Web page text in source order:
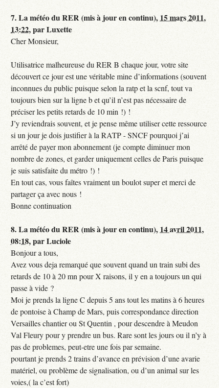
7.La météo du RER (mis à jour en continu), 15 mars 2011,
13:22,parLuxette
Cher Monsieur,
Utilisatrice malheureuse du RER B chaque jour, votre site
découvert ce jour est une véritable mine d’informations (souvent
inconnues du public puisque selon la ratp et la scnf, tout va
toujours bien sur la ligne b et qu’il n’est pas nécessaire de
préciser les petits retards de 10 min !) !
J’y reviendrais souvent, et je pense même utiliser cette ressource
si un jour je dois justifier à la RATP - SNCF pourquoi j’ai
arrêté de payer mon abonnement (je compte diminuer mon
nombre de zones, et garder uniquement celles de Paris puisque
je suis satisfaite du métro !) !
En tout cas, vous faîtes vraiment un boulot super et merci de
partager ça avec nous !
Bonne continuation
8.La météo du RER (mis à jour en continu), 14 avril 2011,
08:18,parLuciole
Bonjour a tous,
Avez vous deja remarqué que souvent quand un train subi des
retards de 10 à 20 mn pour X raisons, il y en a toujours un qui
passe à vide ?
Moi je prends la ligne C depuis 5 ans tout les matins à 6 heures
de pontoise à Champ de Mars, puis correspondance direction
Versailles chantier ou St Quentin , pour descendre à Meudon
Val Fleury pour y prendre un bus. Rare sont les jours ou il n’y à
pas de problemes, peut-etre une fois par semaine.
pourtant je prends 2 trains d’avance en prévision d’une avarie
matériel, ou problème de signalisation, ou d’un animal sur les
voies,( la c’est fort)